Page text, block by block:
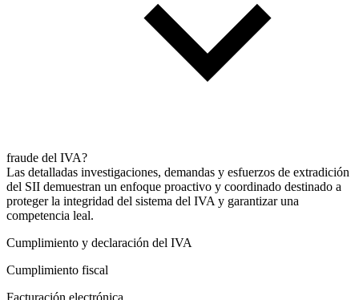
fraude del IVA?
Las detalladas investigaciones, demandas y esfuerzos de extradición
del SII demuestran un enfoque proactivo y coordinado destinado a
proteger la integridad del sistema del IVA y garantizar una
competencia leal.
Cumplimiento y declaración del IVA
Cumplimiento fiscal
Facturación electrónica